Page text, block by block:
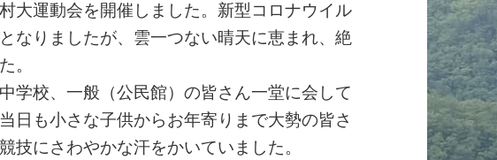
大運動会を開催しました。新型コロナウイル
なりましたが、雲一つない晴天に恵まれ、絶
。
学校、一般（公民館）の皆さん一堂に会して
日も小さな子供からお年寄りまで大勢の皆さ
技にさわやかな汗をかいていました。